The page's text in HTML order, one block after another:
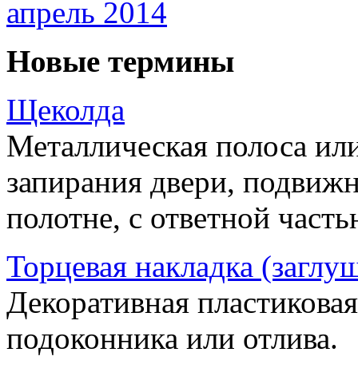
апрель 2014
Новые термины
Щеколда
Металлическая полоса
запирания двери,
полотне, с ответной
Торцевая накладка
Декоративная
подоконника или отлива.